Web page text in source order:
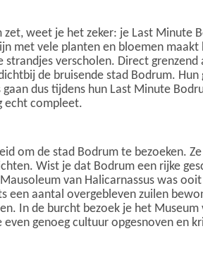
weet je het zeker: je Last Minute
met vele planten en bloemen
strandjes verscholen. Direct
de bruisende stad Bodrum.
dus tijdens hun Last Minute
echt compleet.
om de stad Bodrum te bezoeken.
Wist je dat Bodrum een rijke
van Halicarnassus was
een aantal overgebleven zuilen
In de burcht bezoek je het
genoeg cultuur opgesnoven en